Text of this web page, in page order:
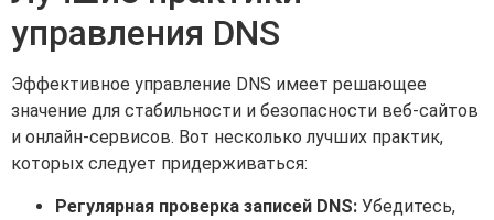
управления DNS
Эффективное управление DNS имеет решающее
значение для стабильности и безопасности веб-сайтов
и онлайн-сервисов. Вот несколько лучших практик,
которых следует придерживаться:
Регулярная проверка записей DNS: Убедитесь,